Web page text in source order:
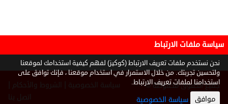
جميع الحقوق محفوظة ©
2026
سياسة الخصوصية الشروط والأحكام
اتصل بنا
سياسة ملفات الارتباط
نحن نستخدم ملفات تعريف الارتباط (كوكيز) لفهم كيفية استخدامك لموقعنا
ولتحسين تجربتك. من خلال الاستمرار في استخدام موقعنا ، فإنك توافق على
استخدامنا لملفات تعريف الارتباط.
موافق سياسة الخصوصية